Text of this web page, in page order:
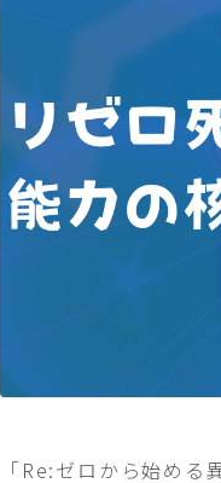
「Re:ゼロから始め